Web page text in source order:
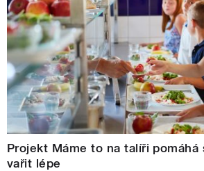
Projekt Máme to na talíři pomáhá
vařit lépe